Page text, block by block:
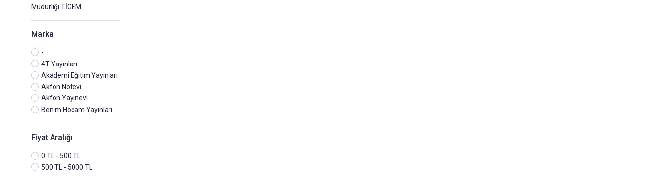
Müdürliği TİGEM
Marka
-
4T Yayınları
Akademi Eğitim Yayınları
Akfon Notevi
Akfon Yayınevi
Benim Hocam Yayınları
Editör Yayınları
İndeks Kitap
Makro Akademi
Fiyat Aralığı
0 TL - 500 TL
500 TL - 5000 TL